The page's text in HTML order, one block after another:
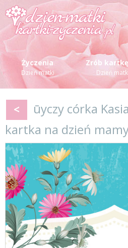
Życzenia
Dzień matki
Zrób
Dzień
<
ūyczy córka
kartka na dzień